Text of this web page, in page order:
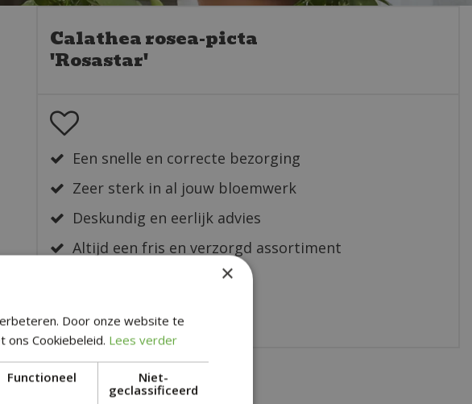
Calathea rosea-picta
'Rosastar'
Een snelle en correcte bezorging
Zeer sterk in al jouw bloemwerk
Deskundig en eerlijk advies
Altijd een fris en verzorgd assortiment
×
Door onze website te
ons Cookiebeleid. Lees verder
Functioneel
Niet-
geclassificeerd